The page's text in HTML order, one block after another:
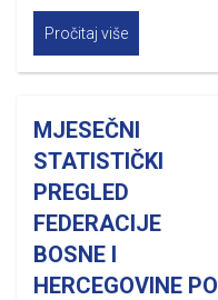
Pročitaj više
MJESEČNI
STATISTIČKI
PREGLED
FEDERACIJE
BOSNE I
HERCEGOVINE PO